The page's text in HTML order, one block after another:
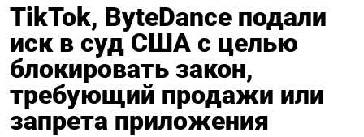
TikTok, ByteDance подали
иск в суд США с целью
блокировать закон,
требующий продажи или
запрета приложения